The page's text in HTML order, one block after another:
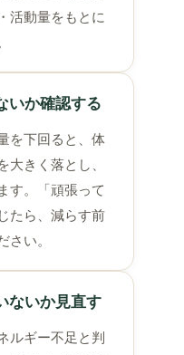
活動量をもとに
いか確認する
を下回ると、体
大きく落とし、
す。「頑張って
たら、減らす前
さい。
ないか見直す
ルギー不足と判